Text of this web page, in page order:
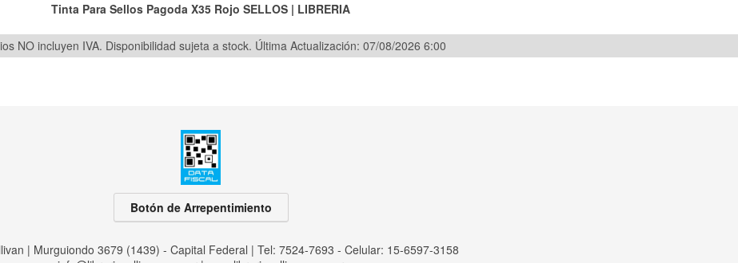
Tinta Para Sellos Pagoda X35 Rojo SELLOS | LIBRERIA
NO incluyen IVA. Disponibilidad sujeta a stock. Última Actualización: 07/08/2026 6:00
Botón de Arrepentimiento
| Murguiondo 3679 (1439) - Capital Federal | Tel: 7524-7693 - Celular: 15-6597-3158